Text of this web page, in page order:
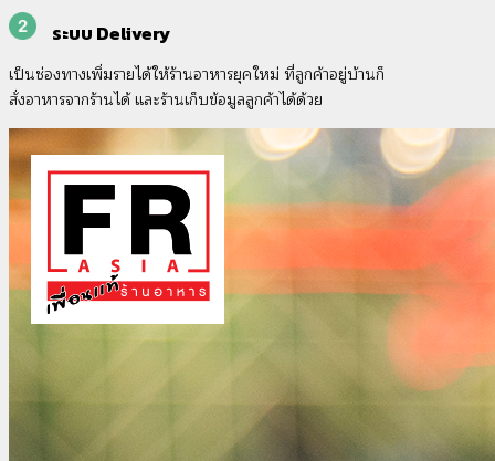
ระบบ Delivery
เป็นช่องทางเพิ่มรายได้ให้ร้านอาหารยุคใหม่ ที่ลูกค้าอยู่บ้านก็
สั่งอาหารจากร้านได้ และร้านเก็บข้อมูลลูกค้าได้ด้วย